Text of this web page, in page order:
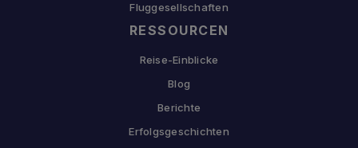
Fluggesellschaften
RESSOURCEN
Reise-Einblicke
Blog
Berichte
Erfolgsgeschichten